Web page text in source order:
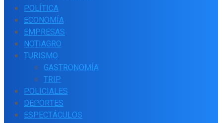
POLÍTICA
ECONOMÍA
EMPRESAS
NOTIAGRO
TURISMO
GASTRONOMÍA
TRIP
POLICIALES
DEPORTES
ESPECTÁCULOS